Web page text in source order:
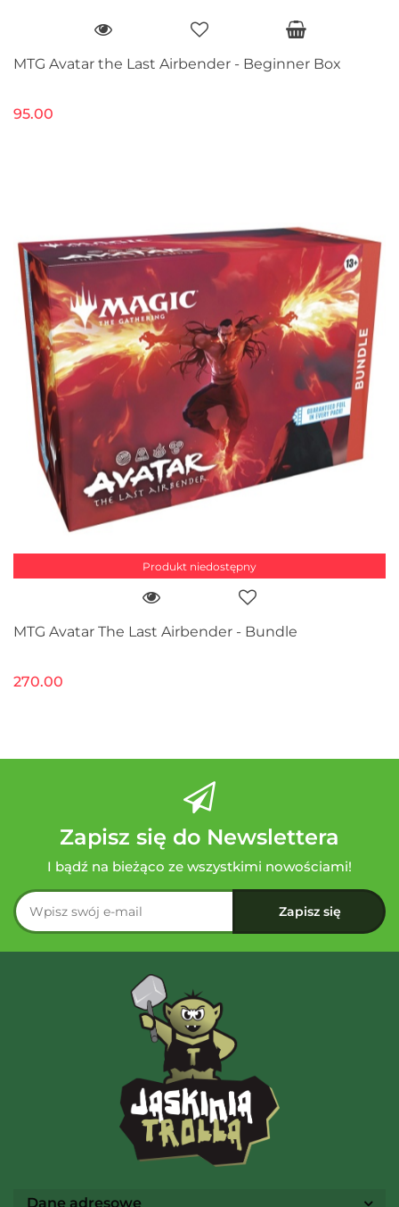
MTG Avatar the Last Airbender - Beginner Box
95.00
Produkt niedostępny
MTG Avatar The Last Airbender - Bundle
270.00
Zapisz się do Newslettera
I bądź na bieżąco ze wszystkimi nowościami!
Dane adresowe